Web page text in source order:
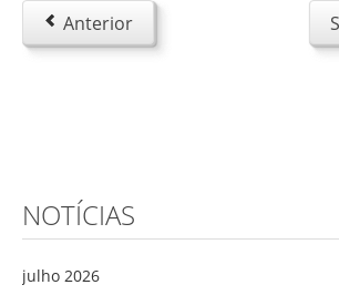
SPO
Contactos
Anterior
NOTÍCIAS
julho 2026